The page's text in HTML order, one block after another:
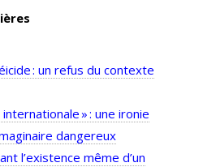
: un refus du contexte
» : une ironie
dangereux
l’existence même d’un